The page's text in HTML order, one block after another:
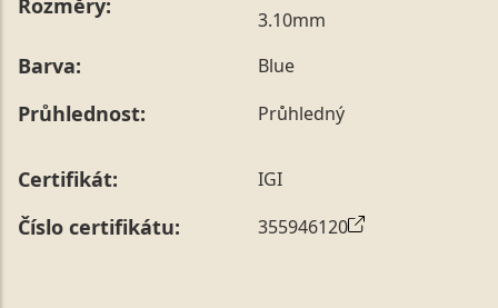
Rozměry:
3.10mm
Barva: Blue
Průhlednost: Průhledný
Certifikát: IGI
Číslo certifikátu: 355946120